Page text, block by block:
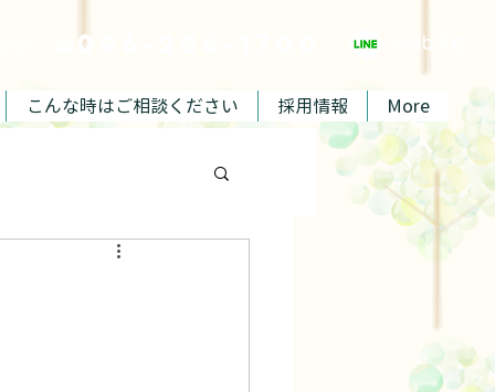
☎096-286-1700 Web予約
こんな時はご相談ください 採用情報 More